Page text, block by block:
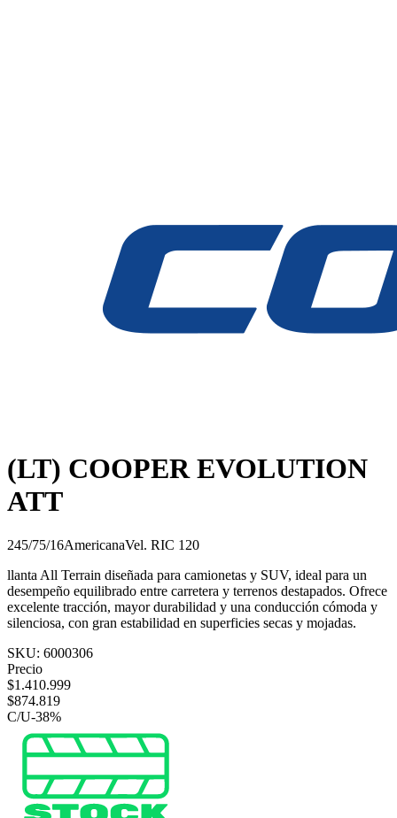
(LT) COOPER EVOLUTION
ATT
245/75/16AmericanaVel. RIC 120
llanta All Terrain diseñada para camionetas y SUV, ideal para un
desempeño equilibrado entre carretera y terrenos destapados. Ofrece
excelente tracción, mayor durabilidad y una conducción cómoda y
silenciosa, con gran estabilidad en superficies secas y mojadas.
SKU: 6000306
Precio
$1.410.999
$874.819
C/U-38%